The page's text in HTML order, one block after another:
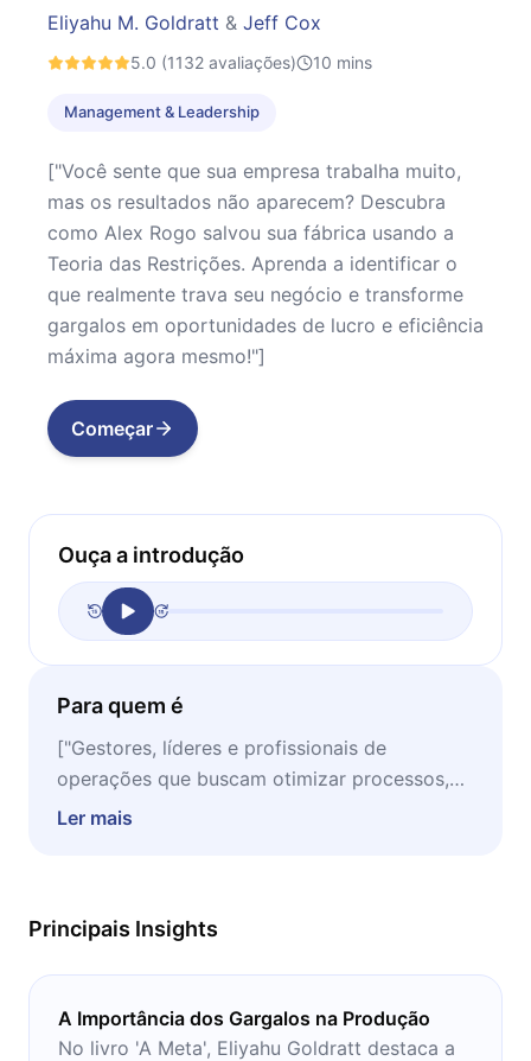
Eliyahu M. Goldratt & Jeff Cox
5.0 (1132 avaliações) 10 mins
Management & Leadership
["Você sente que sua empresa trabalha muito,
mas os resultados não aparecem? Descubra
como Alex Rogo salvou sua fábrica usando a
Teoria das Restrições. Aprenda a identificar o
que realmente trava seu negócio e transforme
gargalos em oportunidades de lucro e eficiência
máxima agora mesmo!"]
Começar
Ouça a introdução
Para quem é
["Gestores, líderes e profissionais de
operações que buscam otimizar processos,
eliminar desperdícios e alcançar resultados
Ler mais
Principais Insights
A Importância dos Gargalos na Produção
No livro 'A Meta', Eliyahu Goldratt destaca a